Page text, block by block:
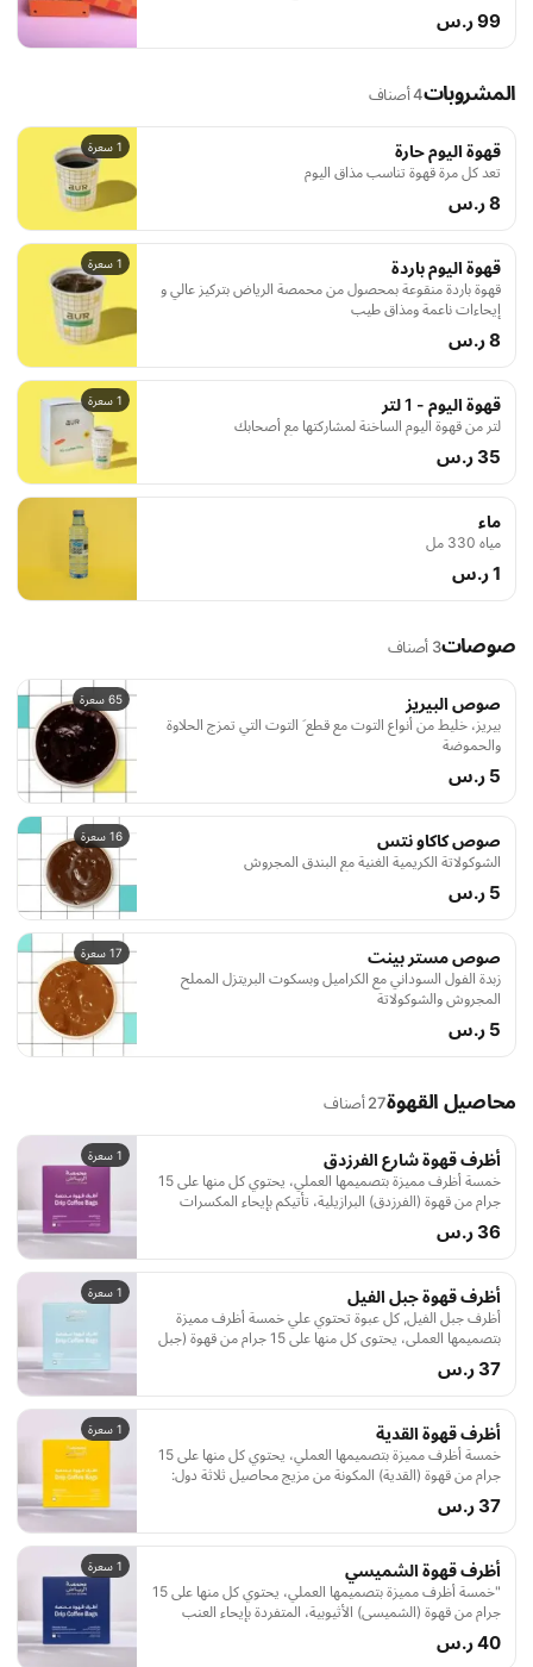
الدافئة مع قوام جبني كريمي.
99 ر.س
المشروبات4 أصناف
1 سعرة قهوة اليوم حارة
تعد كل مرة قهوة تناسب مذاق اليوم
8 ر.س
1 سعرة قهوة اليوم باردة
قهوة باردة منقوعة بمحصول من محمصة الرياض بتركيز عالي و
إيحاءات ناعمة ومذاق طيب
8 ر.س
1 سعرة قهوة اليوم - 1 لتر
لتر من قهوة اليوم الساخنة لمشاركتها مع أصحابك
35 ر.س
ماء
مياه 330 مل
1 ر.س
صوصات3 أصناف
65 سعرة صوص البيريز
بيريز، خليط من أنواع التوت مع قطع َ التوت التي تمزج الحلاوة
والحموضة
5 ر.س
16 سعرة صوص كاكاو نتس
الشوكولاتة الكريمية الغنية مع البندق المجروش
5 ر.س
17 سعرة صوص مستر بينت
زبدة الفول السوداني مع الكراميل وبسكوت البريتزل المملح
المجروش والشوكولاتة
5 ر.س
محاصيل القهوة27 أصناف
1 سعرة أظرف قهوة شارع الفرزدق
خمسة أظرف مميزة بتصميمها العملي، يحتوي كل منها على 15
جرام من قهوة (الفرزدق) البرازيلية، تأتيكم بإيحاء المكسرات
والكاراميل بمذاق كلاسيكي ومعتدل الحموضة لترضي معظم
الأذواق.
36 ر.س
1 سعرة أظرف قهوة جبل الفيل
أظرف جبل الفيل, كل عبوة تحتوي علي خمسة أظرف مميزة
بتصميمها العملي، يحتوي كل منها على 15 جرام من قهوة (جبل
الفيل) الكولومبية بإيحاءاتها المميزة بين حلاوة الشوكولاتة و
الفواكة الحمراء و حموضة البرتقال والمكسرات.
37 ر.س
1 سعرة أظرف قهوة القدية
خمسة أظرف مميزة بتصميمها العملي، يحتوي كل منها على 15
جرام من قهوة (القدية) المكونة من مزيج محاصيل ثلاثة دول:
غواتيمالا – اثيوبيا – اندونيسيا، لتقدم لكم إيحاءات مميزة بين
حلاوة السكر البني واللوز وطعم الشوكولاتة.
37 ر.س
1 سعرة أظرف قهوة الشميسي
"خمسة أظرف مميزة بتصميمها العملي، يحتوي كل منها على 15
جرام من قهوة (الشميسي) الأثيوبية، المتفردة بإيحاء العنب
الأسود وحمضية توت العليق. في منطقة تشيريبسا سيدامو
40 ر.س